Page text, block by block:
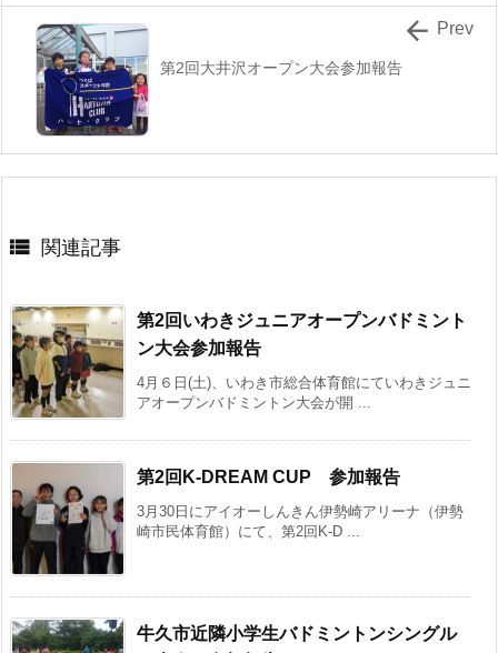
第2回大井沢オープン大会参加報告
 Prev
 関連記事
第2回いわきジュニアオープンバドミント
ン大会参加報告
4月６日(土)、いわき市総合体育館にていわきジュニ
アオープンバドミントン大会が開 ...
第2回K-DREAM CUP 参加報告
3月30日にアイオーしんきん伊勢崎アリーナ（伊勢
崎市民体育館）にて、第2回K-D ...
牛久市近隣小学生バドミントンシングル